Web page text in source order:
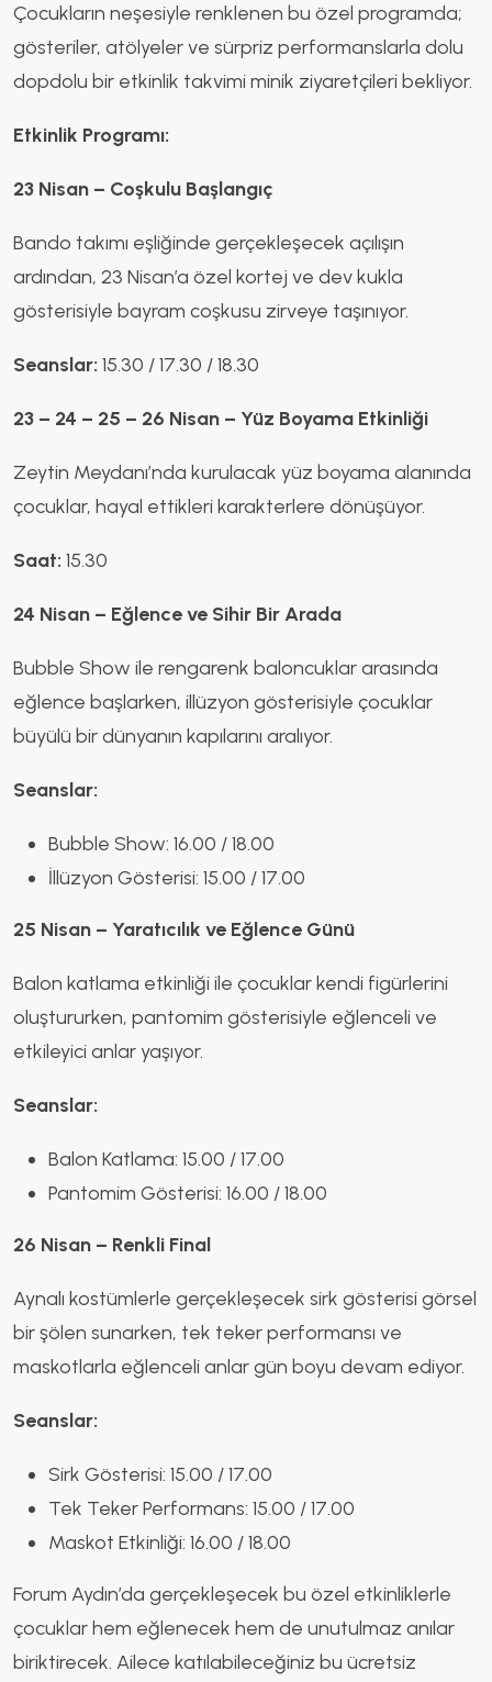
Çocukların neşesiyle renklenen bu özel programda;
gösteriler, atölyeler ve sürpriz performanslarla dolu
dopdolu bir etkinlik takvimi minik ziyaretçileri bekliyor.
Etkinlik Programı:
23 Nisan – Coşkulu Başlangıç
Bando takımı eşliğinde gerçekleşecek açılışın
ardından, 23 Nisan’a özel kortej ve dev kukla
gösterisiyle bayram coşkusu zirveye taşınıyor.
Seanslar: 15.30 / 17.30 / 18.30
23 – 24 – 25 – 26 Nisan – Yüz Boyama Etkinliği
Zeytin Meydanı’nda kurulacak yüz boyama alanında
çocuklar, hayal ettikleri karakterlere dönüşüyor.
Saat: 15.30
24 Nisan – Eğlence ve Sihir Bir Arada
Bubble Show ile rengarenk baloncuklar arasında
eğlence başlarken, illüzyon gösterisiyle çocuklar
büyülü bir dünyanın kapılarını aralıyor.
Seanslar:
Bubble Show: 16.00 / 18.00
İllüzyon Gösterisi: 15.00 / 17.00
25 Nisan – Yaratıcılık ve Eğlence Günü
Balon katlama etkinliği ile çocuklar kendi figürlerini
oluştururken, pantomim gösterisiyle eğlenceli ve
etkileyici anlar yaşıyor.
Seanslar:
Balon Katlama: 15.00 / 17.00
Pantomim Gösterisi: 16.00 / 18.00
26 Nisan – Renkli Final
Aynalı kostümlerle gerçekleşecek sirk gösterisi görsel
bir şölen sunarken, tek teker performansı ve
maskotlarla eğlenceli anlar gün boyu devam ediyor.
Seanslar:
Sirk Gösterisi: 15.00 / 17.00
Tek Teker Performans: 15.00 / 17.00
Maskot Etkinliği: 16.00 / 18.00
Forum Aydın’da gerçekleşecek bu özel etkinliklerle
çocuklar hem eğlenecek hem de unutulmaz anılar
biriktirecek. Ailece katılabileceğiniz bu ücretsiz